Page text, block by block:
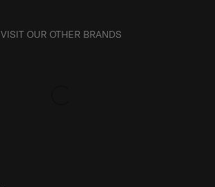
VISIT OUR OTHER BRANDS